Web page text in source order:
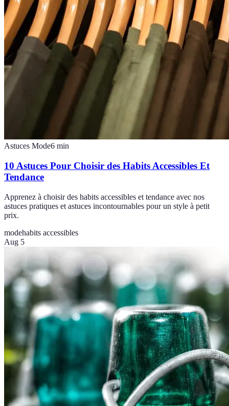
Astuces Mode6 min
10 Astuces Pour Choisir des Habits Accessibles Et
Tendance
Apprenez à choisir des habits accessibles et tendance avec nos
astuces pratiques et astuces incontournables pour un style à petit
prix.
modehabits accessibles
Aug 5